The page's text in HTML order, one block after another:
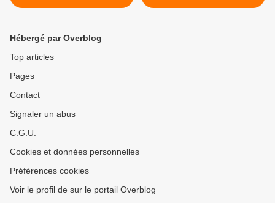
d’Histoire : brouillamini, pot-
de l’Occupation et les
Hébergé par Overblog
Top articles
Pages
Contact
Signaler un abus
C.G.U.
Cookies et données personnelles
Préférences cookies
Voir le profil de sur le portail Overblog